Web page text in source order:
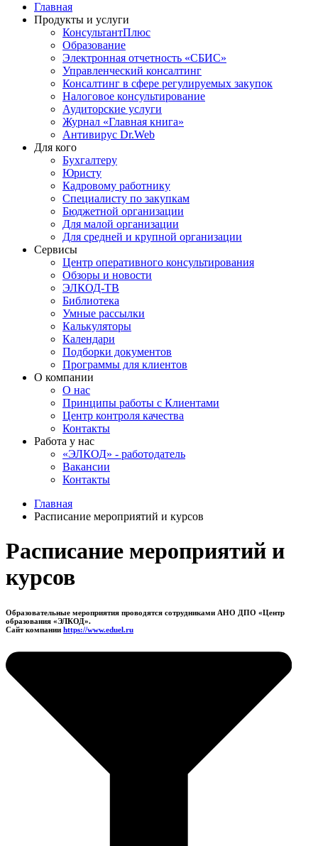
Главная
Продукты и услуги
КонсультантПлюс
Образование
Электронная отчетность «СБИС»
Управленческий консалтинг
Консалтинг в сфере регулируемых закупок
Налоговое консультирование
Аудиторские услуги
Журнал «Главная книга»
Антивирус Dr.Web
Для кого
Бухгалтеру
Юристу
Кадровому работнику
Специалисту по закупкам
Бюджетной организации
Для малой организации
Для средней и крупной организации
Сервисы
Центр оперативного консультирования
Обзоры и новости
ЭЛКОД-ТВ
Библиотека
Умные рассылки
Калькуляторы
Календари
Подборки документов
Программы для клиентов
О компании
О нас
Принципы работы с Клиентами
Центр контроля качества
Контакты
Работа у нас
«ЭЛКОД» - работодатель
Вакансии
Контакты
Главная
Расписание мероприятий и курсов
Расписание мероприятий и
курсов
Образовательные мероприятия проводятся сотрудниками АНО ДПО «Центр
образования «ЭЛКОД».
Сайт компании https://www.eduel.ru